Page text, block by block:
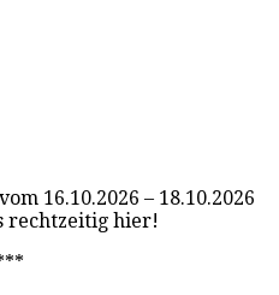
16.10.2026 – 18.10.2026
rechtzeitig hier!